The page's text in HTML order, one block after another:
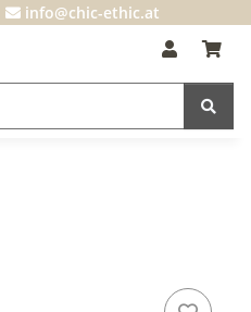
info@chic-ethic.at